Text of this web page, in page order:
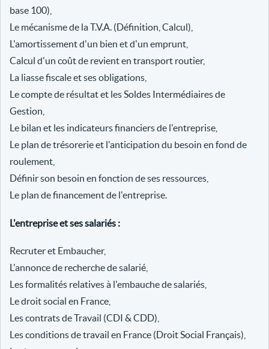
base 100),
Le mécanisme de la T.V.A. (Définition, Calcul),
L'amortissement d'un bien et d'un emprunt,
Calcul d'un coût de revient en transport routier,
La liasse fiscale et ses obligations,
Le compte de résultat et les Soldes Intermédiaires de
Gestion,
Le bilan et les indicateurs financiers de l'entreprise,
Le plan de trésorerie et l'anticipation du besoin en fond de
roulement,
Définir son besoin en fonction de ses ressources,
Le plan de financement de l'entreprise.
L'entreprise et ses salariés :
Recruter et Embaucher,
L'annonce de recherche de salarié,
Les formalités relatives à l'embauche de salariés,
Le droit social en France,
Les contrats de Travail (CDI & CDD),
Les conditions de travail en France (Droit Social Français),